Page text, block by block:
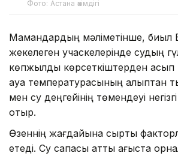
Фото: Астана әкімдігі
Мамандардың мәліметінше, биыл
жекелеген учаскелерінде судың
көпжылдық көрсеткіштерден асып
ауа температурасының қалыптан
мен су деңгейінің төмендеуі
отыр.
Өзеннің жағдайына сыртқы
етеді. Су сапасы қатты ағыста